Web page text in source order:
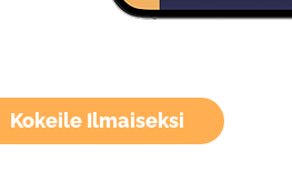
Kokeile Ilmaiseksi